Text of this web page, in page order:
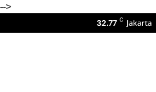
-->
32.77 C Jakarta